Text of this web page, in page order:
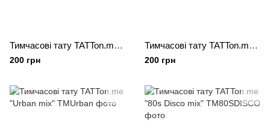
Тимчасові тату TATTon.me "Space set"
200 грн
Тимчасові тату TATTon.me "Wild set"
200 грн